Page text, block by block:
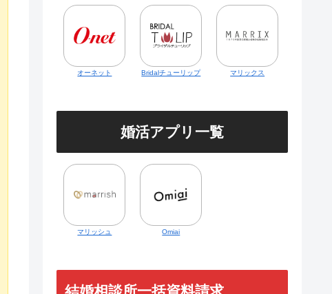
オーネット Bridalチューリップ マリックス
婚活アプリ一覧
マリッシュ Omiai
結婚相談所一括資料請求